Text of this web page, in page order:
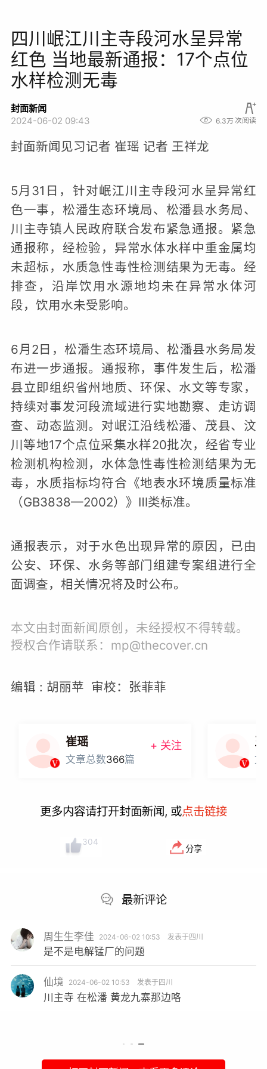
四川岷江川主寺段河水呈异常
红色 当地最新通报：17个点位
水样检测无毒
封面新闻
2024-06-02 09:43
6.3万 次阅读
封面新闻见习记者 崔瑶 记者 王祥龙
5月31日，针对岷江川主寺段河水呈异常红
色一事，松潘生态环境局、松潘县水务局、
川主寺镇人民政府联合发布紧急通报。紧急
通报称，经检验，异常水体水样中重金属均
未超标，水质急性毒性检测结果为无毒。经
排查，沿岸饮用水源地均未在异常水体河
段，饮用水未受影响。
6月2日，松潘生态环境局、松潘县水务局发
布进一步通报。 通报称，事件发生后，松潘
县立即组织省州地质、环保、水文等专家，
持续对事发河段流域进行实地勘察、走访调
查、动态监测。对岷江沿线松潘、茂县、汶
川等地17个点位采集水样20批次，经省专业
检测机构检测，水体急性毒性检测结果为无
毒，水质指标均符合《地表水环境质量标准
（GB3838—2002）》Ⅲ类标准。
通报表示，对于水色出现异常的原因，已由
公安、环保、水务等部门组建专案组进行全
面调查，相关情况将及时公布。
本文由封面新闻原创，未经授权不得转载。
授权合作请联系：mp@thecover.cn
编辑 : 胡丽苹 审校：张菲菲
崔瑶
文章总数366篇
+ 关注
更多内容请打开封面新闻, 或点击链接
304
分享
最新评论
周生生李佳 2024-06-02 10:53 发表于四川
是不是电解锰厂的问题
仙境 2024-06-02 10:53 发表于四川
川主寺 在松潘 黄龙九寨那边咯